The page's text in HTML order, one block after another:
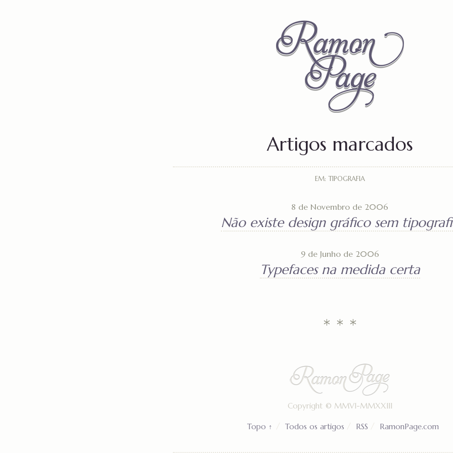
Artigos marcados
EM: TIPOGRAFIA
8 de Novembro de 2006
Não existe design gráfico sem
9 de Junho de 2006
Typefaces na medida certa
* * *
Copyright © MMVI-MMXXIII
Topo ↑ Todos os artigos RSS RamonPage.com